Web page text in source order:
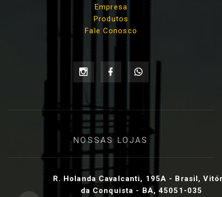
Empresa
Produtos
Fale Conosco
NOSSAS LOJAS
R. Holanda Cavalcanti, 195A - Brasil,
da Conquista - BA, 45051-035